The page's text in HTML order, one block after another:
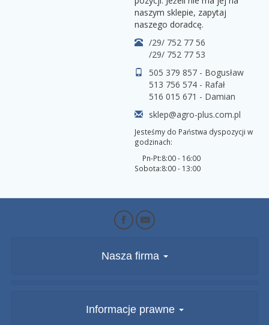
naszym sklepie, zapytaj
naszego doradcę.
/29/ 752 77 56
/29/ 752 77 53
505 379 857 - Bogusław
513 756 574 - Rafał
516 015 671 - Damian
sklep@agro-plus.com.pl
Jesteśmy do Państwa dyspozycji w
godzinach:
Pn-Pt:
Sobota:
8:00 - 16:00
8:00 - 13:00
Nasza firma
Informacje prawne